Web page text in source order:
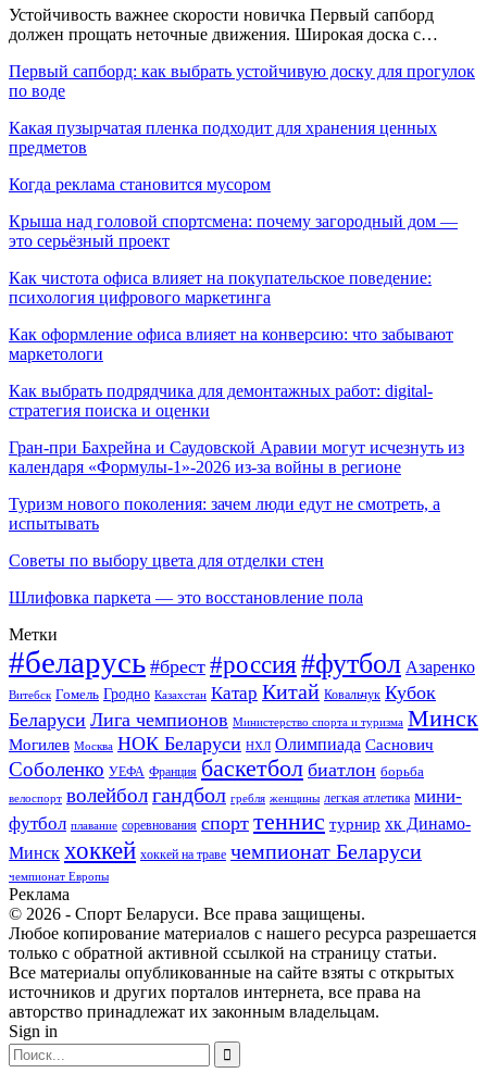
Устойчивость важнее скорости новичка Первый сапборд
должен прощать неточные движения. Широкая доска с…
Первый сапборд: как выбрать устойчивую доску для прогулок
по воде
Какая пузырчатая пленка подходит для хранения ценных
предметов
Когда реклама становится мусором
Крыша над головой спортсмена: почему загородный дом —
это серьёзный проект
Как чистота офиса влияет на покупательское поведение:
психология цифрового маркетинга
Как оформление офиса влияет на конверсию: что забывают
маркетологи
Как выбрать подрядчика для демонтажных работ: digital-
стратегия поиска и оценки
Гран-при Бахрейна и Саудовской Аравии могут исчезнуть из
календаря «Формулы-1»-2026 из-за войны в регионе
Туризм нового поколения: зачем люди едут не смотреть, а
испытывать
Советы по выбору цвета для отделки стен
Шлифовка паркета — это восстановление пола
Метки
#беларусь #брест #россия#футбол Азаренко
Витебск Гомель Гродно Казахстан Катар Китай Ковальчук Кубок
Беларуси Лига чемпионов Министерство спорта и туризма Минск
Могилев Москва НОК Беларуси НХЛ Олимпиада Саснович
Соболенко УЕФА Франция баскетбол биатлон борьба
велоспорт волейболгандбол гребля женщины легкая атлетика мини-
футбол плавание соревнования спорт теннис турнир хк Динамо-
Минск хоккей хоккей на траве чемпионат Беларуси
чемпионат Европы
Реклама
© 2026 - Спорт Беларуси. Все права защищены.
Любое копирование материалов с нашего ресурса разрешается
только с обратной активной ссылкой на страницу статьи.
Все материалы опубликованные на сайте взяты с открытых
источников и других порталов интернета, все права на
авторство принадлежат их законным владельцам.
Sign in